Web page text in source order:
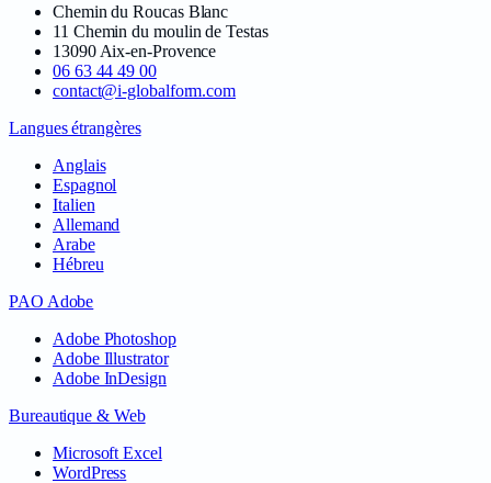
Chemin du Roucas Blanc
11 Chemin du moulin de Testas
13090 Aix-en-Provence
06 63 44 49 00
contact@i-globalform.com
Langues étrangères
Anglais
Espagnol
Italien
Allemand
Arabe
Hébreu
PAO Adobe
Adobe Photoshop
Adobe Illustrator
Adobe InDesign
Bureautique & Web
Microsoft Excel
WordPress